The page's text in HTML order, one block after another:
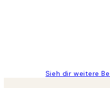
Sieh dir weitere